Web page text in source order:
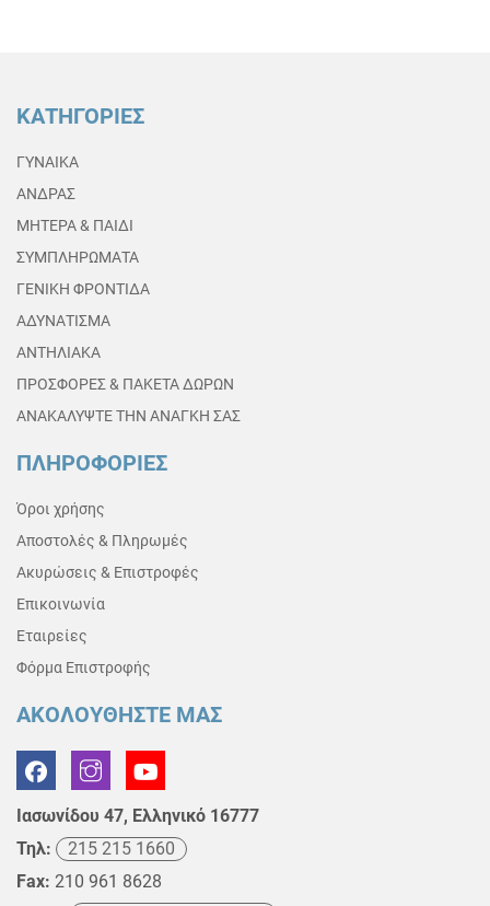
ΚΑΤΗΓΟΡΙΕΣ
ΓΥΝΑΙΚΑ
ΑΝΔΡΑΣ
ΜΗΤΕΡΑ & ΠΑΙΔΙ
ΣΥΜΠΛΗΡΩΜΑΤΑ
ΓΕΝΙΚΗ ΦΡΟΝΤΙΔΑ
ΑΔΥΝΑΤΙΣΜΑ
ΑΝΤΗΛΙΑΚΑ
ΠΡΟΣΦΟΡΕΣ & ΠΑΚΕΤΑ ΔΩΡΩΝ
ΑΝΑΚΑΛΥΨΤΕ ΤΗΝ ΑΝΑΓΚΗ ΣΑΣ
ΠΛΗΡΟΦΟΡΙΕΣ
Όροι χρήσης
Αποστολές & Πληρωμές
Ακυρώσεις & Επιστροφές
Επικοινωνία
Εταιρείες
Φόρμα Επιστροφής
ΑΚΟΛΟΥΘΗΣΤΕ ΜΑΣ
Ιασωνίδου 47, Ελληνικό 16777
Τηλ:
215 215 1660
Fax: 210 961 8628